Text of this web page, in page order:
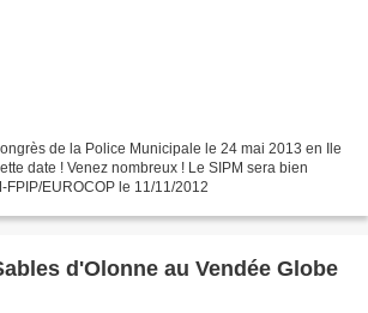
de la Police Municipale le 24 mai 2013 en Ile
date ! Venez nombreux ! Le SIPM sera bien
FPIP/EUROCOP le 11/11/2012
d'Olonne au Vendée Globe